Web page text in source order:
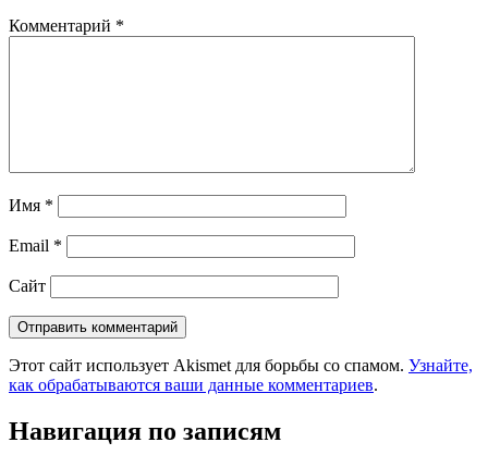
Комментарий *
Имя *
Email *
Сайт
Этот сайт использует Akismet для борьбы со спамом. Узнайте,
как обрабатываются ваши данные комментариев.
Навигация по записям